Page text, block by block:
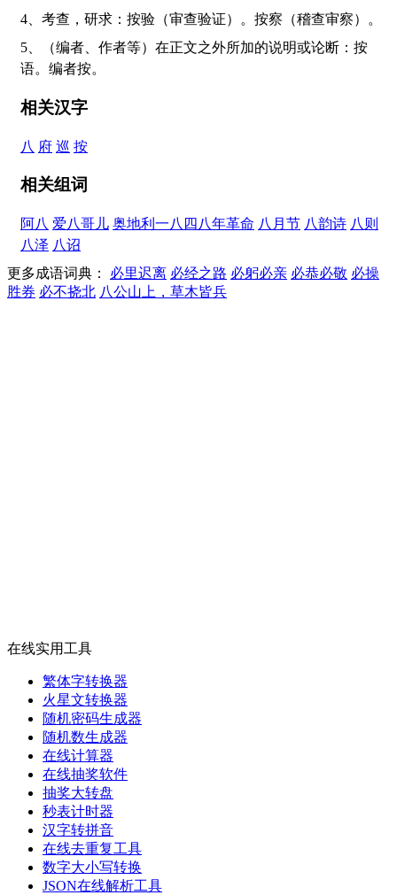
4、考查，研求：按验（审查验证）。按察（稽查审察）。
5、（编者、作者等）在正文之外所加的说明或论断：按
语。编者按。
相关汉字
八 府 巡 按
相关组词
阿八 爱八哥儿 奥地利一八四八年革命 八月节 八韵诗 八则
八泽 八诏
更多成语词典： 必里迟离 必经之路 必躬必亲 必恭必敬 必操
胜券 必不挠北 八公山上，草木皆兵
在线实用工具
繁体字转换器
火星文转换器
随机密码生成器
随机数生成器
在线计算器
在线抽奖软件
抽奖大转盘
秒表计时器
汉字转拼音
在线去重复工具
数字大小写转换
JSON在线解析工具